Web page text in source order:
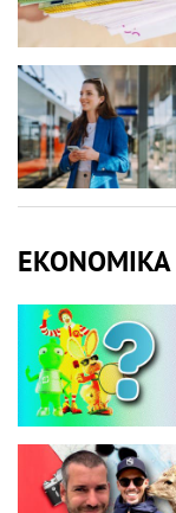
EKONOMIKA